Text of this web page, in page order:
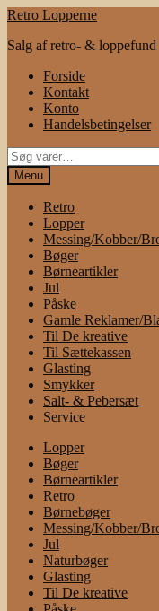
Spring
navigation
Spring
indhold
Retro Lopperne
Salg af retro- & loppefund
Forside
Kontakt
Konto
Handelsbetingelser
Søg
efter:
Menu
Retro
Lopper
Messing/Kobber/
Bøger
Børneartikler
Jul
Påske
Gamle Reklamer/
Til De kreative
Til Sættekassen
Glasting
Smykker
Salt- & Pebersæt
Service
Lopper
Bøger
Børneartikler
Retro
Børnebøger
Messing/Kobber/
Jul
Naturbøger
Glasting
Til De kreative